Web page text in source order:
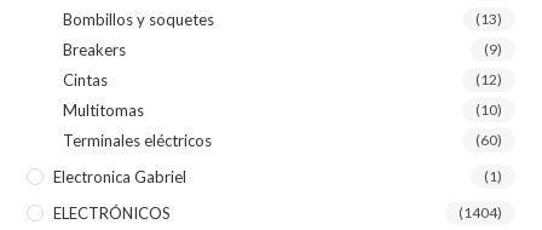
Bombillos y soquetes (13)
Breakers (9)
Cintas (12)
Multitomas (10)
Terminales eléctricos (60)
Electronica Gabriel (1)
ELECTRÓNICOS (1404)